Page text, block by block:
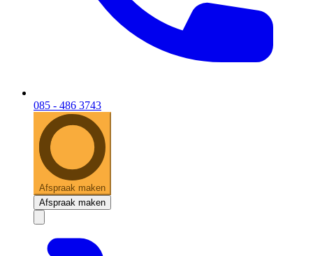
085 - 486 3743
Afspraak maken
Afspraak maken